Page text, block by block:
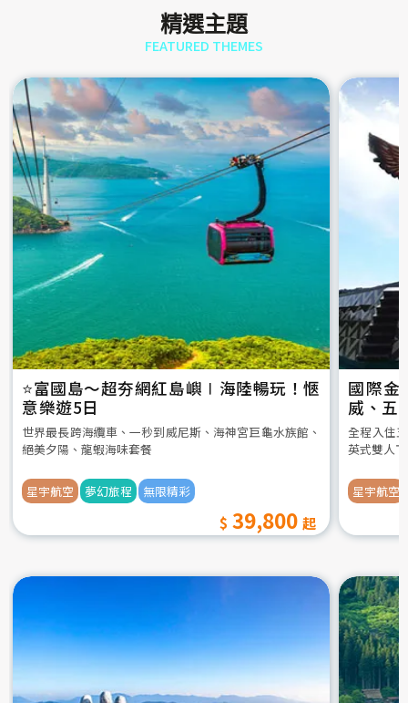
精選主題
FEATURED THEMES
⭐️富國島～超夯網紅島嶼∣海陸暢玩！愜
意樂遊5日
世界最長跨海纜車、一秒到威尼斯、海神宮巨龜水族館、
絕美夕陽、龍蝦海味套餐
星宇航空 夢幻旅程 無限精彩
39,800
國際金
威、五
全程入住
英式雙人
星宇航空